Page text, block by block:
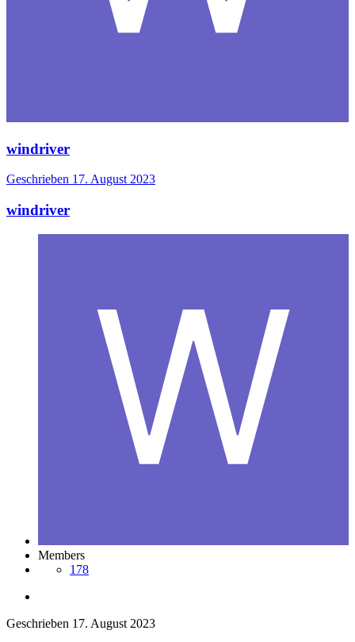
windriver
Geschrieben 17. August 2023
windriver
Members
178
Geschrieben 17. August 2023